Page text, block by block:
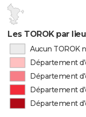
Les TOROK par
Aucun TOROK
Département
Département
Département
Département